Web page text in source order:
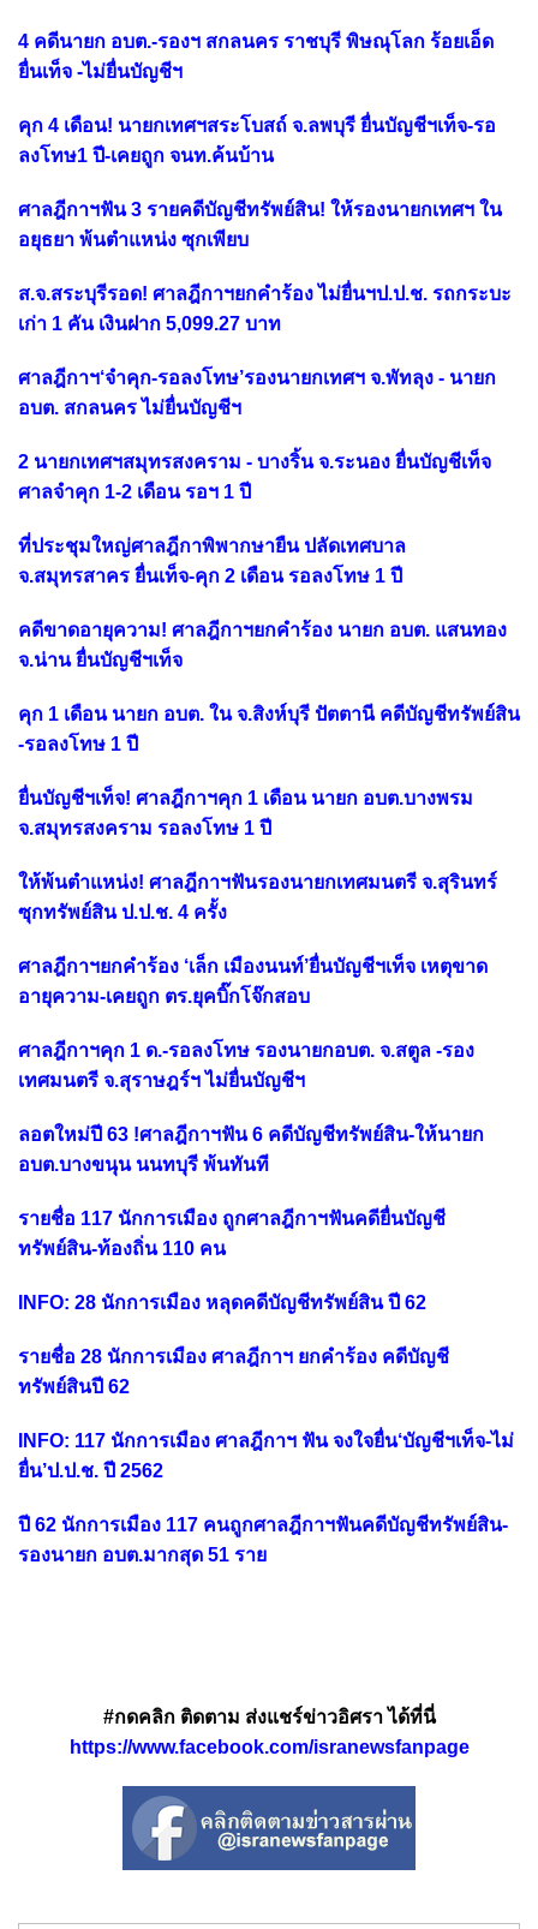
4 คดีนายก อบต.-รองฯ สกลนคร ราชบุรี พิษณุโลก ร้อยเอ็ด
ยื่นเท็จ -ไม่ยื่นบัญชีฯ
คุก 4 เดือน! นายกเทศฯสระโบสถ์ จ.ลพบุรี ยื่นบัญชีฯเท็จ-รอ
ลงโทษ1 ปี-เคยถูก จนท.ค้นบ้าน
ศาลฎีกาฯฟัน 3 รายคดีบัญชีทรัพย์สิน! ให้รองนายกเทศฯ ใน
อยุธยา พ้นตำแหน่ง ซุกเพียบ
ส.จ.สระบุรีรอด! ศาลฎีกาฯยกคำร้อง ไม่ยื่นฯป.ป.ช. รถกระบะ
เก่า 1 คัน เงินฝาก 5,099.27 บาท
ศาลฎีกาฯ‘จำคุก-รอลงโทษ’รองนายกเทศฯ จ.พัทลุง - นายก
อบต. สกลนคร ไม่ยื่นบัญชีฯ
2 นายกเทศฯสมุทรสงคราม - บางริ้น จ.ระนอง ยื่นบัญชีเท็จ
ศาลจำคุก 1-2 เดือน รอฯ 1 ปี
ที่ประชุมใหญ่ศาลฎีกาพิพากษายืน ปลัดเทศบาล
จ.สมุทรสาคร ยื่นเท็จ-คุก 2 เดือน รอลงโทษ 1 ปี
คดีขาดอายุความ! ศาลฎีกาฯยกคำร้อง นายก อบต. แสนทอง
จ.น่าน ยื่นบัญชีฯเท็จ
คุก 1 เดือน นายก อบต. ใน จ.สิงห์บุรี ปัตตานี คดีบัญชีทรัพย์สิน
-รอลงโทษ 1 ปี
ยื่นบัญชีฯเท็จ! ศาลฎีกาฯคุก 1 เดือน นายก อบต.บางพรม
จ.สมุทรสงคราม รอลงโทษ 1 ปี
ให้พ้นตำแหน่ง! ศาลฎีกาฯฟันรองนายกเทศมนตรี จ.สุรินทร์
ซุกทรัพย์สิน ป.ป.ช. 4 ครั้ง
ศาลฎีกาฯยกคำร้อง ‘เล็ก เมืองนนท์’ยื่นบัญชีฯเท็จ เหตุขาด
อายุความ-เคยถูก ตร.ยุคบิ๊กโจ๊กสอบ
ศาลฎีกาฯคุก 1 ด.-รอลงโทษ รองนายกอบต. จ.สตูล -รอง
เทศมนตรี จ.สุราษฎร์ฯ ไม่ยื่นบัญชีฯ
ลอตใหม่ปี 63 !ศาลฎีกาฯฟัน 6 คดีบัญชีทรัพย์สิน-ให้นายก
อบต.บางขนุน นนทบุรี พ้นทันที
รายชื่อ 117 นักการเมือง ถูกศาลฎีกาฯฟันคดียื่นบัญชี
ทรัพย์สิน-ท้องถิ่น 110 คน
INFO: 28 นักการเมือง หลุดคดีบัญชีทรัพย์สิน ปี 62
รายชื่อ 28 นักการเมือง ศาลฎีกาฯ ยกคำร้อง คดีบัญชี
ทรัพย์สินปี 62
INFO: 117 นักการเมือง ศาลฎีกาฯ ฟัน จงใจยื่น‘บัญชีฯเท็จ-ไม่
ยื่น’ป.ป.ช. ปี 2562
ปี 62 นักการเมือง 117 คนถูกศาลฎีกาฯฟันคดีบัญชีทรัพย์สิน-
รองนายก อบต.มากสุด 51 ราย
#กดคลิก ติดตาม ส่งแชร์ข่าวอิศรา ได้ที่นี่
https://www.facebook.com/isranewsfanpage